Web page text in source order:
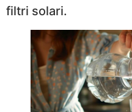
filtri solari.